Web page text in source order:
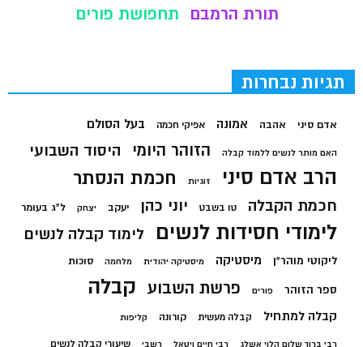
תורת הרמבם
תחפושת פורים
תגיות נבחרות
אדם סיני אהבה אמונה אפיקי חכמה בעל הסולם
האם מותר לנשים ללמוד קבלה הזוהר היומי היסוד השבועי
הרב אדם סיני זוגיות חכמת הנסתר
חכמת הקבלה טו בשבט יוני כהן יעקב יצחק ל"ג בעומר
לימודי חסידות לנשים לימוד קבלה לנשים
ליקוטי מוהר"ן מיסטיקה מיסטיקה יהודית מלחמה סוכות
ספר הזוהר פורים פרשת השבוע קבלה
קבלה למתחיל קבלה מעשית קורונה קליפות
רבי ברוך שלום הלוי אשלג רבי חיים ויטאל רשבי שיעורי קבלה לנשים